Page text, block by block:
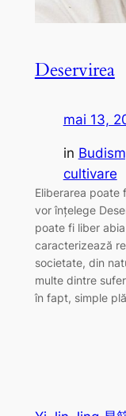
Deservirea
mai 13,
in
cultivare
Eliberarea poate
vor înțelege
poate fi liber
caracterizează
societate, din
multe dintre
în fapt, simple